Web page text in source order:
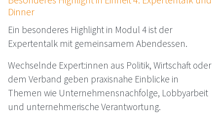
Dinner
Ein besonderes Highlight in Modul 4 ist der
Expertentalk mit gemeinsamem Abendessen.
Wechselnde Expert:innen aus Politik, Wirtschaft oder
dem Verband geben praxisnahe Einblicke in
Themen wie Unternehmensnachfolge, Lobbyarbeit
und unternehmerische Verantwortung.